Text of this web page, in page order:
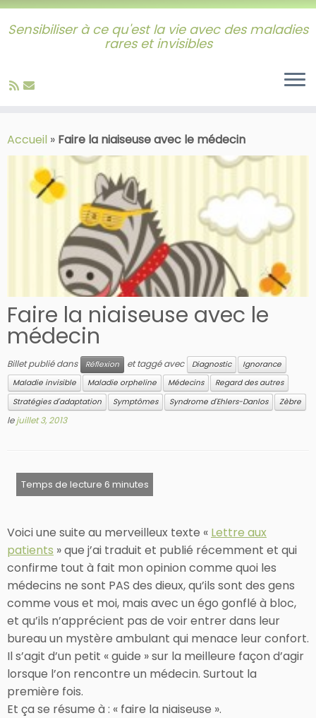
to
content
Sensibiliser à ce qu'est la vie avec des maladies
rares et invisibles
Accueil » Faire la niaiseuse avec le médecin
Faire la niaiseuse avec le
médecin
Billet publié dans Réflexion et taggé avec Diagnostic
Ignorance
Maladie invisible
Maladie orpheline Médecins
Regard des autres
Stratégies d'adaptation
Symptômes Syndrome d'Ehlers-Danlos Zèbre
lejuillet 3, 2013
Voici une suite au merveilleux texte « Lettre aux
patients » que j’ai traduit et publié récemment et qui
confirme tout à fait mon opinion comme quoi les
médecins ne sont PAS des dieux, qu’ils sont des gens
comme vous et moi, mais avec un égo gonflé à bloc,
et qu’ils n’apprécient pas de voir entrer dans leur
bureau un mystère ambulant qui menace leur confort.
Il s’agit d’un petit « guide » sur la meilleure façon d’agir
lorsque l’on rencontre un médecin. Surtout la
première fois.
Et ça se résume à : « faire la niaiseuse ».